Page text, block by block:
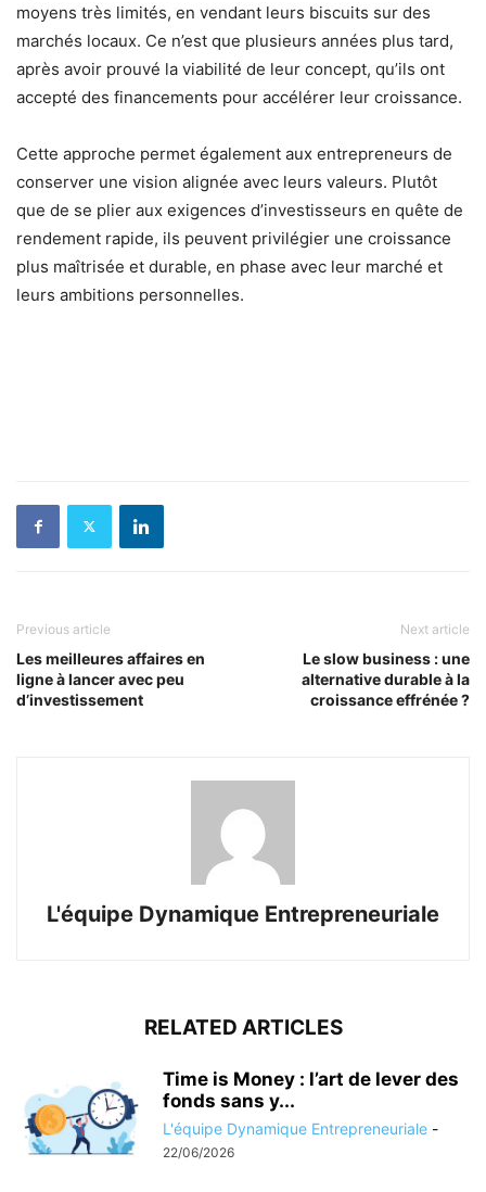
moyens très limités, en vendant leurs biscuits sur des
marchés locaux. Ce n’est que plusieurs années plus tard,
après avoir prouvé la viabilité de leur concept, qu’ils ont
accepté des financements pour accélérer leur croissance.
Cette approche permet également aux entrepreneurs de
conserver une vision alignée avec leurs valeurs. Plutôt
que de se plier aux exigences d’investisseurs en quête de
rendement rapide, ils peuvent privilégier une croissance
plus maîtrisée et durable, en phase avec leur marché et
leurs ambitions personnelles.
Previous article
Les meilleures affaires en
ligne à lancer avec peu
d’investissement
Next article
Le slow business : une
alternative durable à la
croissance effrénée ?
L'équipe Dynamique Entrepreneuriale
RELATED ARTICLES
Time is Money : l’art de lever des
fonds sans y...
L'équipe Dynamique Entrepreneuriale -
22/06/2026